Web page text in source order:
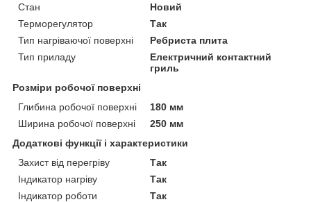
Стан
Новий
Терморегулятор
Так
Тип нагріваючої поверхні
Ребриста плита
Тип приладу
Електричний контактний
гриль
Розміри робочої поверхні
Глибина робочої поверхні
180 мм
Ширина робочої поверхні
250 мм
Додаткові функції і характеристики
Захист від перегріву
Так
Індикатор нагріву
Так
Індикатор роботи
Так